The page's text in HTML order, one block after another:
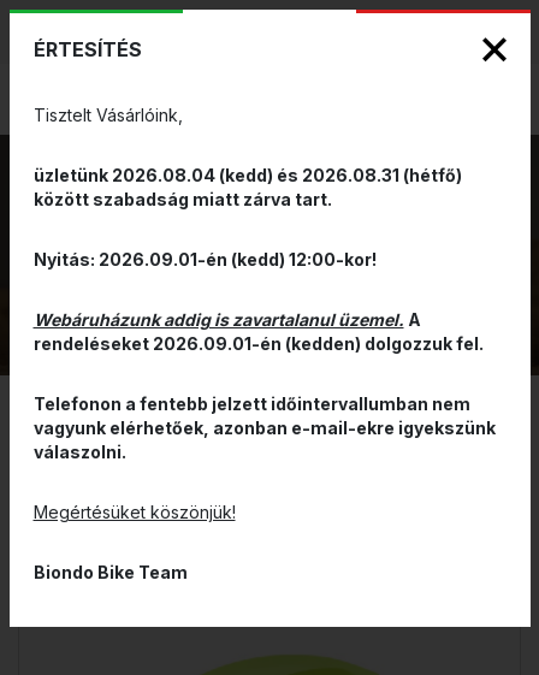
HUN
VÁROSI SISAK
SZŰRÉS
AKCIÓ
ÉRTESÍTÉS
Tisztelt Vásárlóink,
üzletünk 2026.08.04 (kedd) és 2026.08.31 (hétfő)
között szabadság miatt zárva tart.
Nyitás: 2026.09.01-én (kedd) 12:00-kor!
Webáruházunk addig is zavartalanul üzemel. A
rendeléseket 2026.09.01-én (kedden) dolgozzuk fel.
Telefonon a fentebb jelzett időintervallumban nem
vagyunk elérhetőek, azonban e-mail-ekre igyekszünk
válaszolni.
Megértésüket köszönjük!
Biondo Bike Team